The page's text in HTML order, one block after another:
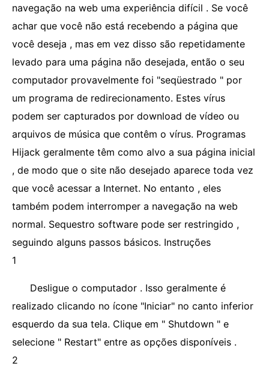
navegação na web uma experiência difícil . Se você
achar que você não está recebendo a página que
você deseja , mas em vez disso são repetidamente
levado para uma página não desejada, então o seu
computador provavelmente foi "seqüestrado " por
um programa de redirecionamento. Estes vírus
podem ser capturados por download de vídeo ou
arquivos de música que contêm o vírus. Programas
Hijack geralmente têm como alvo a sua página inicial
, de modo que o site não desejado aparece toda vez
que você acessar a Internet. No entanto , eles
também podem interromper a navegação na web
normal. Sequestro software pode ser restringido ,
seguindo alguns passos básicos. Instruções
1
Desligue o computador . Isso geralmente é
realizado clicando no ícone "Iniciar" no canto inferior
esquerdo da sua tela. Clique em " Shutdown " e
selecione " Restart" entre as opções disponíveis .
2